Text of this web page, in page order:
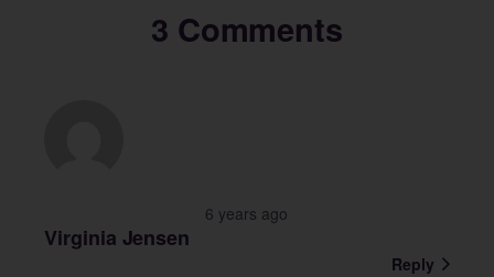
3 Comments
6 years ago
Virginia Jensen
Reply